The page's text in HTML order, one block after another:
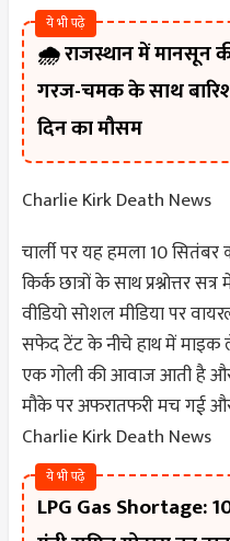
ये भी पढ़े
🌧️ राजस्थान में मानसून
गरज-चमक के साथ
दिन का मौसम
Charlie Kirk Death News
चार्ली पर यह हमला 10
किर्क छात्रों के साथ प्रश्नोत्तर
वीडियो सोशल मीडिया पर
सफेद टेंट के नीचे हाथ में माइक
एक गोली की आवाज आती है
मौके पर अफरातफरी मच गई
Charlie Kirk Death News
ये भी पढ़े
LPG Gas Shortage: